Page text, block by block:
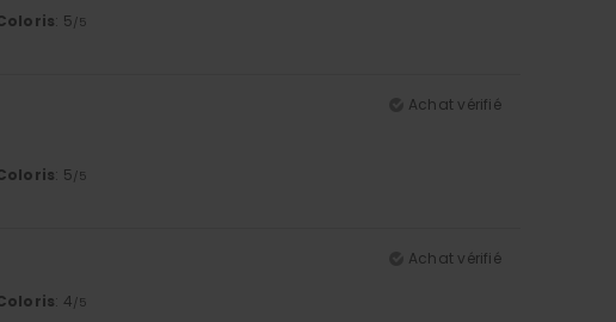
: 5/5
Achat vérifié
: 5/5
Achat vérifié
: 4/5